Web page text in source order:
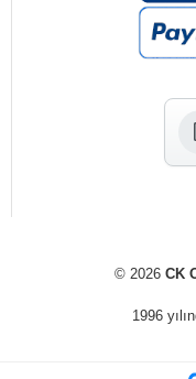
© 2026 CK
1996